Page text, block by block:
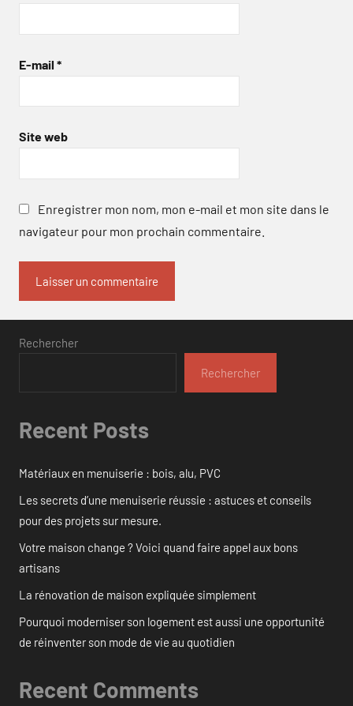
E-mail *
Site web
Enregistrer mon nom, mon e-mail et mon site dans le
navigateur pour mon prochain commentaire.
Rechercher
Rechercher
Recent Posts
Matériaux en menuiserie : bois, alu, PVC
Les secrets d’une menuiserie réussie : astuces et conseils
pour des projets sur mesure.
Votre maison change ? Voici quand faire appel aux bons
artisans
La rénovation de maison expliquée simplement
Pourquoi moderniser son logement est aussi une opportunité
de réinventer son mode de vie au quotidien
Recent Comments